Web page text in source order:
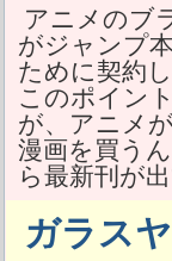
アニメのブ
がジャンプ
ために契約
このポイン
が、アニメ
漫画を買う
ら最新刊が
ガラス